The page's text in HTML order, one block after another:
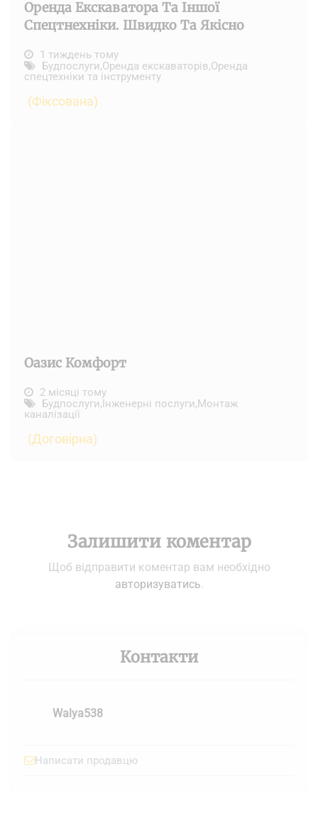
Оренда Екскаватора Та Іншої
Спецтнехніки. Швидко Та Якісно
1 тиждень тому
Будпослуги,Оренда екскаваторів,Оренда
спецтехніки та інструменту
(Фіксована)
Оазис Комфорт
2 місяці тому
Будпослуги,Інженерні послуги,Монтаж
каналізації
(Договірна)
Залишити коментар
Щоб відправити коментар вам необхідно
авторизуватись.
Контакти
Walya538
Написати продавцю